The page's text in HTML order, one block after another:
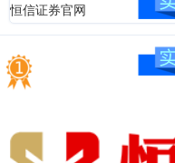
恒信证券官网